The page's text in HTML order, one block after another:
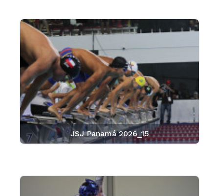
JSJ Panamá 2026_15